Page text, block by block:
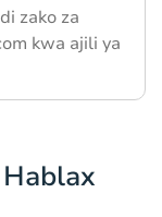
zako za
kwa ajili ya